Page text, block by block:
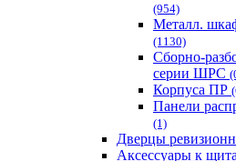
(954)
Металл.
(1130)
Сборно-
серии ШРС
Корпуса ПР
Панели
(1)
Дверцы
Аксессуары к